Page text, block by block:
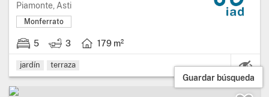
Piamonte, Asti
Monferrato
5 3 179 m²
jardín terraza
Guardar búsqueda